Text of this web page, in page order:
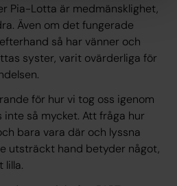
Pia-Lotta är medmänsklighet,
Även om det fungerade
så har vänner och
syster, varit ovärderliga för
för hur vi tog oss igenom
så mycket. Att fråga hur
bara vara där och lyssna
utsträckt hand betyder något,
lilla.